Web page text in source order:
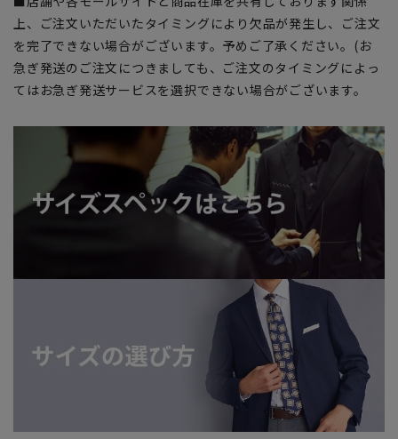
上、ご注文いただいたタイミングにより欠品が発生し、ご注文
を完了できない場合がございます。予めご了承ください。(お
急ぎ発送のご注文につきましても、ご注文のタイミングによっ
てはお急ぎ発送サービスを選択できない場合がございます。